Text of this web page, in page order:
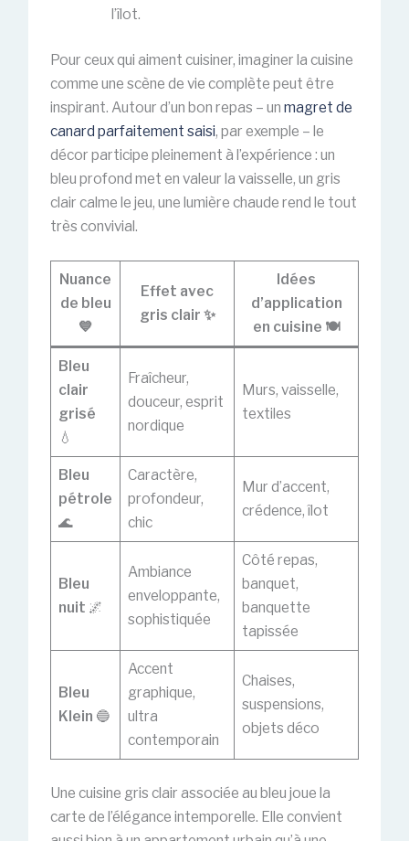
l’îlot.
Pour ceux qui aiment cuisiner, imaginer la cuisine
comme une scène de vie complète peut être
inspirant. Autour d’un bon repas – un magret de
canard parfaitement saisi, par exemple – le
décor participe pleinement à l’expérience : un
bleu profond met en valeur la vaisselle, un gris
clair calme le jeu, une lumière chaude rend le tout
très convivial.
Nuance
de bleu
💙
Effet avec
gris clair ✨
Idées
d’application
en cuisine 🍽️
Bleu
clair
grisé
💧
Fraîcheur,
douceur, esprit
nordique
Murs, vaisselle,
textiles
Bleu
pétrole
🌊
Caractère,
profondeur,
chic
Mur d’accent,
crédence, îlot
Bleu
nuit 🌌
Ambiance
enveloppante,
sophistiquée
Côté repas,
banquet,
banquette
tapissée
Bleu
Klein 🔵
Accent
graphique,
ultra
contemporain
Chaises,
suspensions,
objets déco
Une cuisine gris clair associée au bleu joue la
carte de l’élégance intemporelle. Elle convient